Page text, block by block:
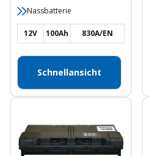
Nassbatterie
12V 100Ah 830A/EN
Schnellansicht